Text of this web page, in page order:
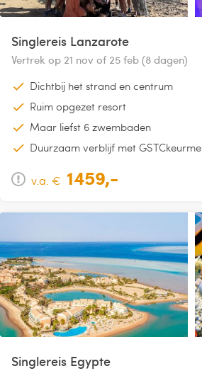
Singlereis Lanzarote
Vertrek op 21 nov of 25 feb (8 dagen)
Dichtbij het strand en centrum
Ruim opgezet resort
Maar liefst 6 zwembaden
Duurzaam verblijf met
v.a. € 1459,-
Singlereis Egypte